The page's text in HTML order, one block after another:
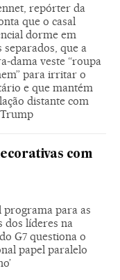
repórter da
que o casal
dorme em
separados, que a
dama veste “roupa
para irritar o
e que mantém
distante com
com
programa para as
dos líderes na
G7 questiona o
papel paralelo